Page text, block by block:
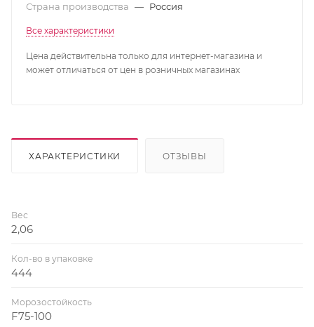
Страна производства — Россия
Все характеристики
Цена действительна только для интернет-магазина и
может отличаться от цен в розничных магазинах
ХАРАКТЕРИСТИКИ ОТЗЫВЫ
Вес
2,06
Кол-во в упаковке
444
Морозостойкость
F75-100